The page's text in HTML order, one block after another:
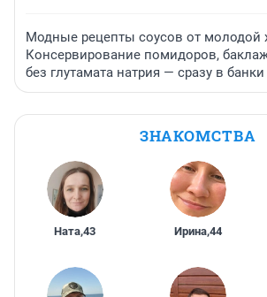
Модные рецепты соусов от молодой
Консервирование помидоров,
без глутамата натрия — сразу в банки
ЗНАКОМСТВА
Ната,43 Ирина,44